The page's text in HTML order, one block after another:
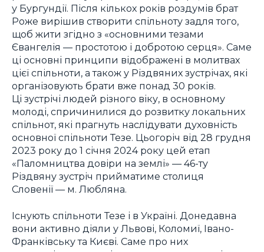
у Бургундії. Після кількох років роздумів брат
Роже вирішив створити спільноту задля того,
щоб жити згідно з «основними тезами
Євангелія — простотою і добротою серця». Саме
ці основні принципи відображені в молитвах
цієї спільноти, а також у Різдвяних зустрічах, які
організовують брати вже понад 30 років.
Ці зустрічі людей різного віку, в основному
молоді, спричинилися до розвитку локальних
спільнот, які прагнуть наслідувати духовність
основної спільноти Тезе. Цьогоріч від 28 грудня
2023 року до 1 січня 2024 року цей етап
«Паломництва довіри на землі» — 46-ту
Різдвяну зустріч прийматиме столиця
Словенії — м. Любляна.
Існують спільноти Тезе і в Україні. Донедавна
вони активно діяли у Львові, Коломиї, Івано-
Франківську та Києві. Саме про них